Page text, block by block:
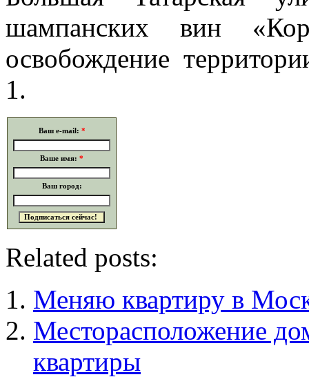
шампанских вин
освобождение
1.
Ваш e-mail: *
Ваше имя: *
Ваш город:
Related posts:
Меняю квартиру в
Месторасположение
квартиры